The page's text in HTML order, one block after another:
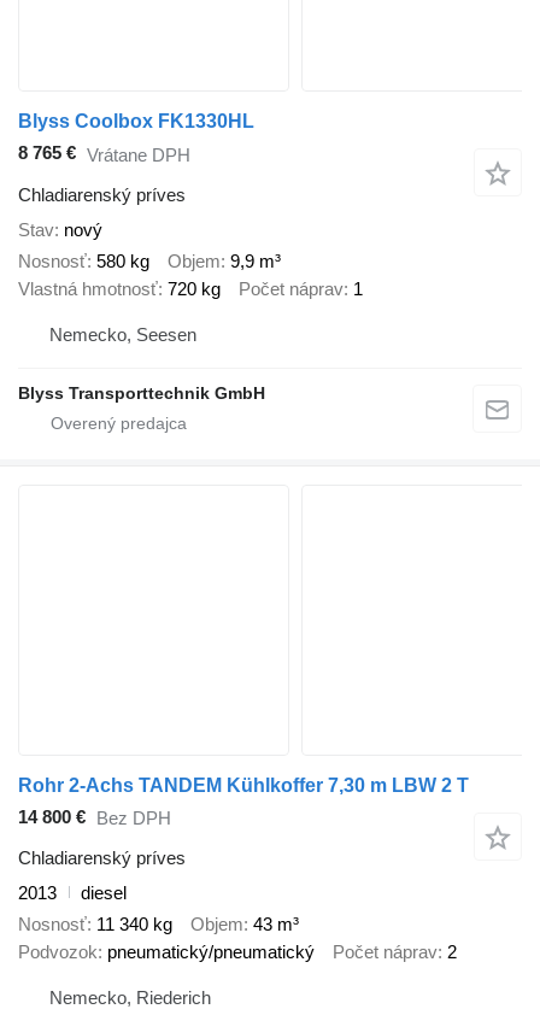
Blyss Coolbox FK1330HL
8 765 € Vrátane DPH
Chladiarenský príves
Stav nový
Nosnosť 580 kg Objem 9,9 m³
Vlastná hmotnosť 720 kg Počet náprav 1
Nemecko, Seesen
Blyss Transporttechnik GmbH
Rohr 2-Achs TANDEM Kühlkoffer 7,30 m LBW 2 T
14 800 € Bez DPH
Chladiarenský príves
2013
diesel
Nosnosť 11 340 kg Objem 43 m³
Podvozok pneumatický/pneumatický Počet náprav 2
Nemecko, Riederich